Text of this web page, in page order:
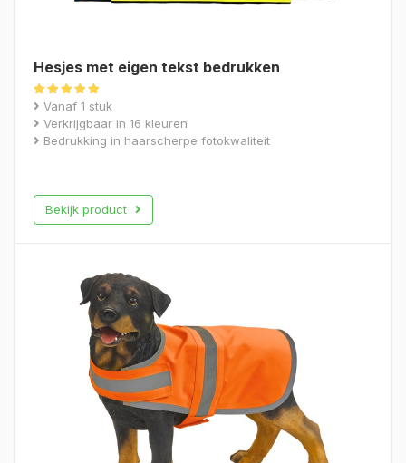
Hesjes met eigen tekst bedrukken
Gewaardeerd
5.00
uit 5
Vanaf 1 stuk
Verkrijgbaar in 16 kleuren
Bedrukking in haarscherpe fotokwaliteit
Bekijk product